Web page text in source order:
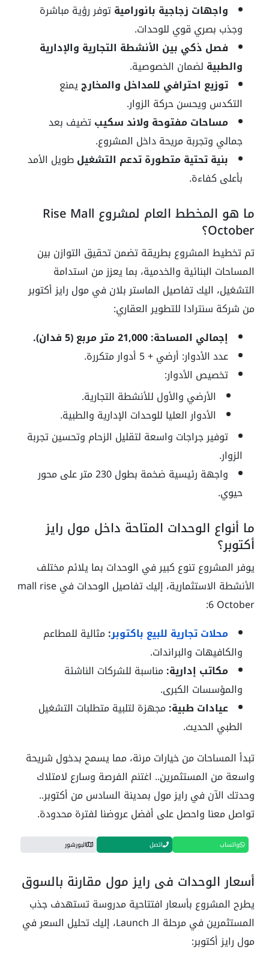
واجهات زجاجية بانوراميةتوفر رؤية مباشرة
وجذب بصري قوي للوحدات.
فصل ذكي بين الأنشطة التجارية والإدارية
والطبية لضمان الخصوصية.
توزيع احترافي للمداخل والمخارجيمنع
التكدس ويحسن حركة الزوار.
مساحات مفتوحة ولاند سكيبتضيف بعد
جمالي وتجربة مريحة داخل المشروع.
بنية تحتية متطورة تدعم التشغيلطويل الأمد
بأعلى كفاءة.
ما هو المخطط العام لمشروع Rise Mall
October؟
تم تخطيط المشروع بطريقة تضمن تحقيق التوازن بين
المساحات البنائية والخدمية، بما يعزز من استدامة
التشغيل، اليك تفاصيل الماستر بلان في مول رايز أكتوبر
من شركة سنترادا للتطوير العقاري:
إجمالي المساحة: 21,000 متر مربع (5 فدان).
عدد الأدوار: أرضي + 5 أدوار متكررة.
تخصيص الأدوار:
الأرضي والأول للأنشطة التجارية.
الأدوار العليا للوحدات الإدارية والطبية.
توفير جراجات واسعة لتقليل الزحام وتحسين تجربة
الزوار.
واجهة رئيسية ضخمة بطول 230 متر على محور
حيوي.
ما أنواع الوحدات المتاحة داخل مول رايز
أكتوبر؟
يوفر المشروع تنوع كبير في الوحدات بما يلائم مختلف
الأنشطة الاستثمارية، إليك تفاصيل الوحدات في mall rise
6 October:
محلات تجارية للبيع باكتوبر: مثالية للمطاعم
والكافيهات والبراندات.
مكاتب إدارية: مناسبة للشركات الناشئة
والمؤسسات الكبرى.
عيادات طبية: مجهزة لتلبية متطلبات التشغيل
الطبي الحديث.
تبدأ المساحات من خيارات مرنة، مما يسمح بدخول شريحة
واسعة من المستثمرين.. اغتنم الفرصة وسارع لامتلاك
وحدتك الآن في رايز مول بمدينة السادس من أكتوبر..
تواصل معنا واحصل على أفضل عروضنا لفترة محدودة.
واتساب اتصل البورشور
أسعار الوحدات في رايز مول مقارنة بالسوق
يطرح المشروع بأسعار افتتاحية مدروسة تستهدف جذب
المستثمرين في مرحلة الـ Launch، إليك تحليل السعر في
مول رايز أكتوبر: